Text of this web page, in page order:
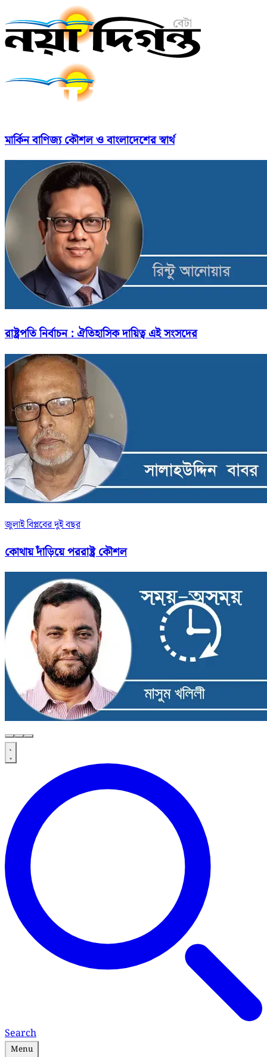
মার্কিন বাণিজ্য কৌশল ও বাংলাদেশের স্বার্থ
রাষ্ট্রপতি নির্বাচন : ঐতিহাসিক দায়িত্ব এই সংসদের
জুলাই বিপ্লবের দুই বছর
কোথায় দাঁড়িয়ে পররাষ্ট্র কৌশল
Search
Menu